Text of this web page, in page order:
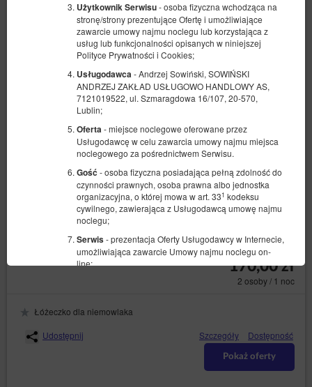
Użytkownik Serwisu- osoba fizyczna wchodząca na
stronę/strony prezentujące Ofertę i umożliwiające
zawarcie umowy najmu noclegu lub korzystająca z
usług lub funkcjonalności opisanych w niniejszej
Polityce Prywatności i Cookies;
Usługodawca - Andrzej Sowiński, SOWIŃSKI
ANDRZEJ ZAKŁAD USŁUGOWO HANDLOWY AS,
7121019522, ul. Szmaragdowa 16/107, 20-570,
Lublin;
Oferta - miejsce noclegowe oferowane przez
Usługodawcę w celu zawarcia umowy najmu miejsca
noclegowego za pośrednictwem Serwisu.
Gość - osoba fizyczna posiadająca pełną zdolność do
czynności prawnych, osoba prawna albo jednostka
organizacyjna, o której mowa w art. 331 kodeksu
cywilnego, zawierająca z Usługodawcą umowę najmu
noclegu;
Serwis - prezentacja Oferty Usługodawcy w Internecie,
umożliwiająca zawarcie Umowy najmu noclegu on-
line;
- informacje, w tym informacje handlowe w
świadczeniu usług drogą elektroniczną (Dz. U. z 2020
r. poz. 344) pochodzące od Usługodawcy wysyłane do
Gościa/Użytkownika drogą elektroniczną; jego
otrzymywanie jest dobrowolne i wymaga zgody
- zbiór danych przechowywanych w Serwisie
Duży pokój dwuosobowy
Dostępna liczba: 1
pow. 15,00 m
1 sofa rozkładana (Sofa Bed)
170,00 zł
2 osoby / 1 noc
Łóżeczko dla niemowlaka
Udostępnij
Szczegóły Dostępność
Pokaż oferty